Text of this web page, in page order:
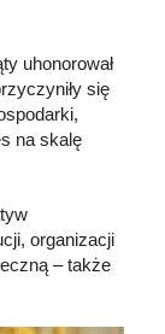
uhonorował
się
na skalę
organizacji
– także